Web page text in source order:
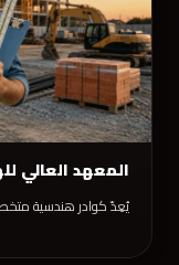
المعهد العالي
يُعِدّ كوادر هندسية